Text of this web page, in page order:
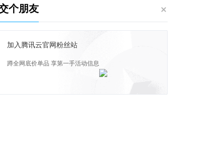
个朋友
加入腾讯云官网粉丝站
蹲全网底价单品 享第一手活动信息